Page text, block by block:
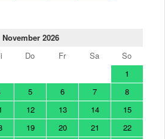
November 2026
Do Fr Sa
So
1
5 6 7
8
12 13 14
15
19 20 21
22